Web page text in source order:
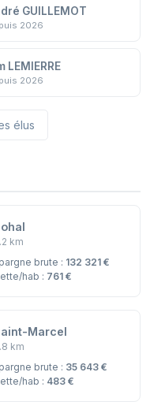
GUILLEMOT
2026
LEMIERRE
2026
élus
km
brute : 132 321 €
hab : 761 €
Marcel
km
brute : 35 643 €
hab : 483 €